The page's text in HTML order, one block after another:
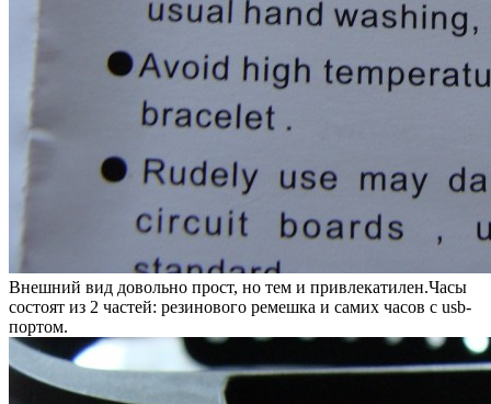
Внешний вид довольно прост, но тем и привлекатилен.Часы
состоят из 2 частей: резинового ремешка и самих часов с usb-
портом.